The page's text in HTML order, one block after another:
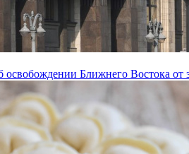
освобождении Ближнего Востока от